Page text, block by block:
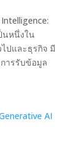
นหนึ่งใน
ปและธุรกิจ มี
ารรับข้อมูล